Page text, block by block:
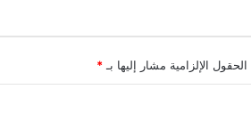
الحقول الإلزامية مشار إليها بـ*